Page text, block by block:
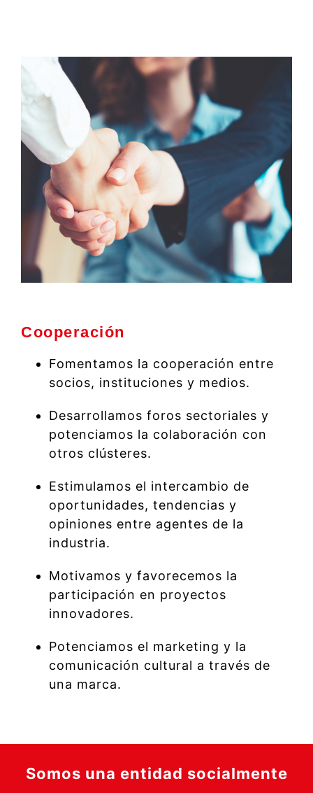
Cooperación
Fomentamos la cooperación entre
socios, instituciones y medios.
Desarrollamos foros sectoriales y
potenciamos la colaboración con
otros clústeres.
Estimulamos el intercambio de
oportunidades, tendencias y
opiniones entre agentes de la
industria.
Motivamos y favorecemos la
participación en proyectos
innovadores.
Potenciamos el marketing y la
comunicación cultural a través de
una marca.
Somos una entidad socialmente